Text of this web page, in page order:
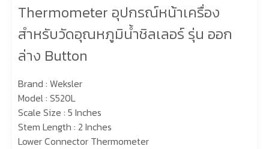
Thermometer อุปกรณ์หน้าเครื่อง
สำหรับวัดอุณหภูมิน้ำชิลเลอร์ รุ่น ออก
ล่าง Button
Brand : Weksler
Model : S520L
Scale Size : 5 Inches
Stem Length : 2 Inches
Lower Connector Thermometer